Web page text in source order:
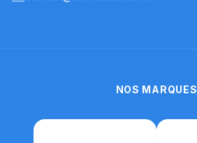
NOS MARQUES